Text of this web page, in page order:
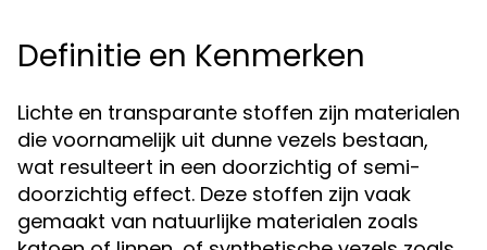
Definitie en Kenmerken
Lichte en transparante stoffen zijn materialen
die voornamelijk uit dunne vezels bestaan,
wat resulteert in een doorzichtig of semi-
doorzichtig effect. Deze stoffen zijn vaak
gemaakt van natuurlijke materialen zoals